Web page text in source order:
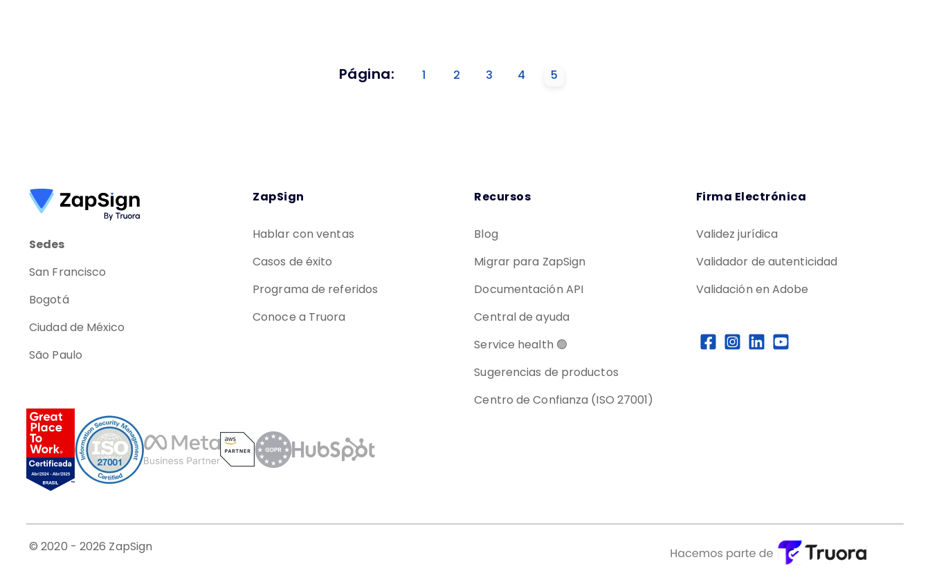
Página: 1 2 3 4 5
Sedes
San Francisco
Bogotá
Ciudad de México
São Paulo
ZapSign
Hablar con ventas
Casos de éxito
Programa de referidos
Conoce a Truora
Recursos
Blog
Migrar para ZapSign
Documentación API
Central de ayuda
Service health 🟢
Sugerencias de productos
Centro de Confianza (ISO 27001)
Firma Electrónica
Validez jurídica
Validador de autenticidad
Validación en Adobe
© 2020 - 2026 ZapSign